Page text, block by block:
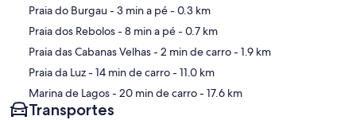
Mapa
Praia do Burgau - 3 min a pé- 0.3 km
Praia dos Rebolos- 8 min a pé- 0.7 km
Praia das Cabanas Velhas- 2 min de carro- 1.9 km
Praia da Luz- 14 min de carro- 11.0 km
Marina de Lagos- 20 min de carro- 17.6 km
Transportes